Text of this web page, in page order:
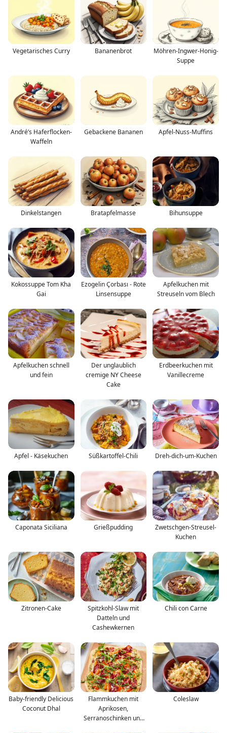
Vegetarisches Curry Bananenbrot
Möhren-Ingwer-Honig-
Suppe
André’s Haferflocken-
Waffeln
Gebackene Bananen Apfel-Nuss-Muffins
Dinkelstangen Bratapfelmasse Bihunsuppe
Kokossuppe Tom Kha
Gai
Ezogelin Çorbası - Rote
Linsensuppe
Apfelkuchen mit
Streuseln vom Blech
Apfelkuchen schnell
und fein
Der unglaublich
cremige NY Cheese
Cake
Erdbeerkuchen mit
Vanillecreme
Apfel - Käsekuchen Süßkartoffel-Chili Dreh-dich-um-Kuchen
Caponata Siciliana Grießpudding
Zwetschgen-Streusel-
Kuchen
Zitronen-Cake
Spitzkohl-Slaw mit
Datteln und
Cashewkernen
Chili con Carne
Baby-friendly Delicious
Coconut Dhal
Flammkuchen mit
Aprikosen,
Serranoschinken und
Coleslaw